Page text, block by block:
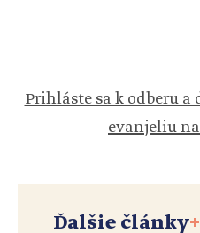
Prihláste sa k odberu
evanjeliu
Ďalšie články+